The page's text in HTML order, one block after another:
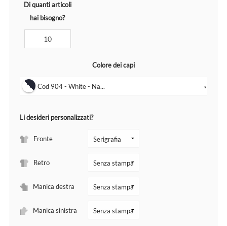
Di quanti articoli
hai bisogno?
Colore dei capi
Cod 904 - White - Na... ▼
Li desideri personalizzati?
Fronte
Retro
Manica destra
Manica sinistra